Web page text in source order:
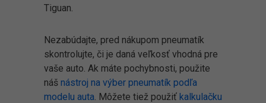
Tiguan.
Nezabúdajte, pred nákupom pneumatík
skontrolujte, či je daná veľkosť vhodná pre
vaše auto. Ak máte pochybnosti, použite
náš nástroj na výber pneumatík podľa
modelu auta. Môžete tiež použiť kalkulačku